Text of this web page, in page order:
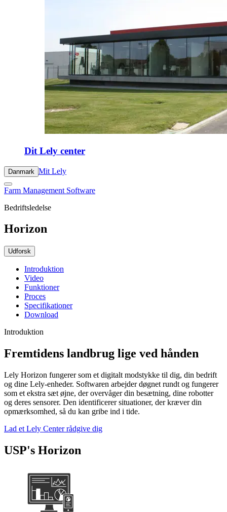
Dit Lely center
Danmark Mit Lely
Farm Management Software
Bedriftsledelse
Horizon
Udforsk
Introduktion
Video
Funktioner
Proces
Specifikationer
Download
Introduktion
Fremtidens landbrug lige ved hånden
Lely Horizon fungerer som et digitalt modstykke til dig, din bedrift
og dine Lely-enheder. Softwaren arbejder døgnet rundt og fungerer
som et ekstra sæt øjne, der overvåger din besætning, dine robotter
og deres sensorer. Den identificerer situationer, der kræver din
opmærksomhed, så du kan gribe ind i tide.
Lad et Lely Center rådgive dig
USP's Horizon